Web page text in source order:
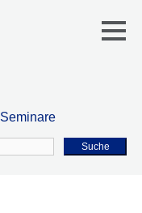
Seminare
Suche